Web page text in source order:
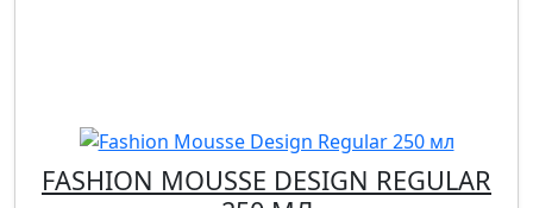
FASHION MOUSSE DESIGN REGULAR